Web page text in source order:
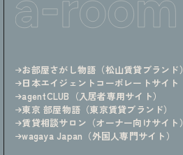
お部屋さがし物語（松山賃貸ブランド）
日本エイジェントコーポレートサイト
agentCLUB（入居者専用サイト）
東京 部屋物語（東京賃貸ブランド）
賃貸相談サロン（オーナー向けサイト）
wagaya Japan（外国人専門サイト）